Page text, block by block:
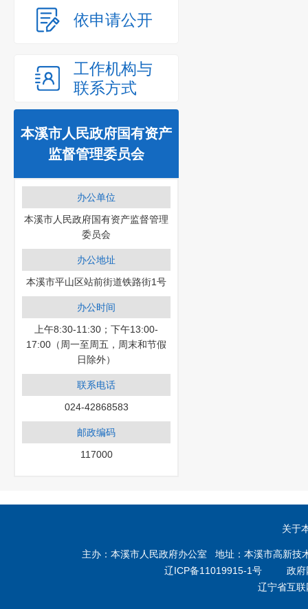
依申请公开
工作机构与
联系方式
本溪市人民政府国有资产
监督管理委员会
办公单位
本溪市人民政府国有资产监督管理
委员会
办公地址
本溪市平山区站前街道铁路街1号
办公时间
上午8:30-11:30；下午13:00-
17:00（周一至周五，周末和节假
日除外）
联系电话
024-42868583
邮政编码
117000
关于
主办：本溪市人民政府办公室 地址：本溪市高新
辽ICP备11019915-1号 政府
辽宁省互